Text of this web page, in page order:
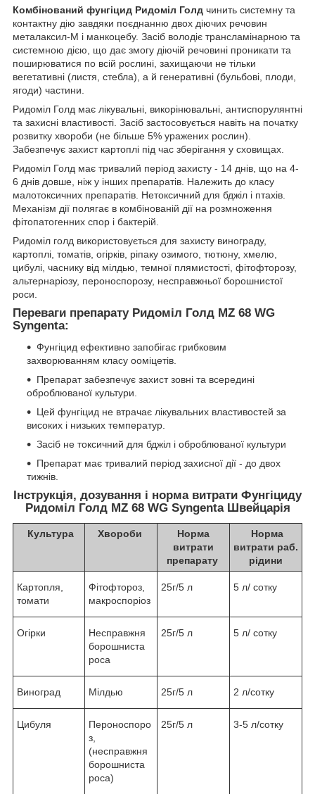
Комбінований фунгіцид Ридоміл Голд чинить системну та
контактну дію завдяки поєднанню двох діючих речовин
металаксил-М і манкоцебу. Засіб володіє трансламінарною та
системною дією, що дає змогу діючій речовині проникати та
поширюватися по всій рослині, захищаючи не тільки
вегетативні (листя, стебла), а й генеративні (бульбові, плоди,
ягоди) частини.
Ридоміл Голд має лікувальні, викорінювальні, антиспорулянтні
та захисні властивості. Засіб застосовується навіть на початку
розвитку хвороби (не більше 5% уражених рослин).
Забезпечує захист картоплі під час зберігання у сховищах.
Ридоміл Голд має тривалий період захисту - 14 днів, що на 4-
6 днів довше, ніж у інших препаратів. Належить до класу
малотоксичних препаратів. Нетоксичний для бджіл і птахів.
Механізм дії полягає в комбінованій дії на розмноження
фітопатогенних спор і бактерій.
Ридоміл голд використовується для захисту винограду,
картоплі, томатів, огірків, ріпаку озимого, тютюну, хмелю,
цибулі, часнику від мілдью, темної плямистості, фітофторозу,
альтернаріозу, пероноспорозу, несправжньої борошнистої
роси.
Переваги препарату Ридоміл Голд MZ 68 WG
Syngenta:
Фунгіцид ефективно запобігає грибковим
захворюванням класу ооміцетів.
Препарат забезпечує захист зовні та всередині
оброблюваної культури.
Цей фунгіцид не втрачає лікувальних властивостей за
високих і низьких температур.
Засіб не токсичний для бджіл і оброблюваної культури
Препарат має тривалий період захисної дії - до двох
тижнів.
Інструкція, дозування і норма витрати Фунгіциду
Ридоміл Голд MZ 68 WG Syngenta Швейцарія
Культура Хвороби
Норма
витрати
препарату
Норма
витрати раб.
рідини
Картопля,
томати
Фітофтороз,
макроспоріоз
25г/5 л 5 л/ сотку
Огірки
Несправжня
борошниста
роса
25г/5 л 5 л/ сотку
Виноград Мілдью 25г/5 л 2 л/сотку
Цибуля
Пероноспоро
з,
(несправжня
борошниста
роса)
25г/5 л 3-5 л/сотку